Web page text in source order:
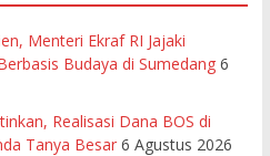
Menteri Ekraf RI Jajaki
Budaya di Sumedang 6
Realisasi Dana BOS di
Tanya Besar 6 Agustus 2026